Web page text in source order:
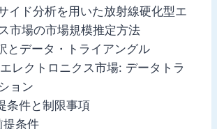
イド分析を用いた放射線硬化型エ
市場の市場規模推定方法
とデータ・トライアングル
レクトロニクス市場: データトラ
ョン
条件と制限事項
提条件